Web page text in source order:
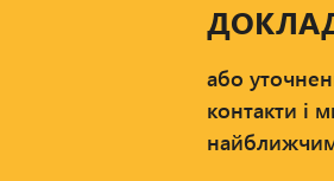
або
контакти і